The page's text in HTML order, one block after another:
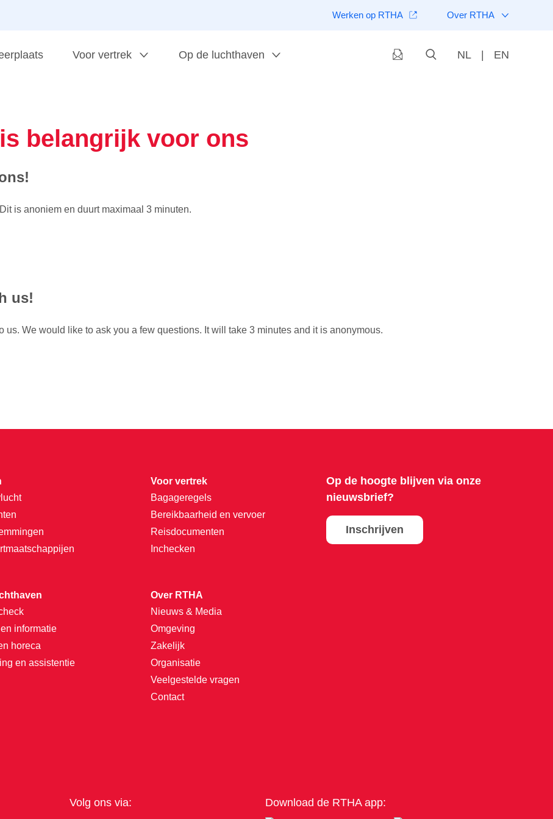
Werken op RTHA Over RTHA
Voor vertrek Op de luchthaven NL | EN
belangrijk voor ons
is anoniem en duurt maximaal 3 minuten.
us!
us. We would like to ask you a few questions. It will take 3 minutes and it is anonymous.
Voor vertrek
Bagageregels
Bereikbaarheid en vervoer
Reisdocumenten
Inchecken
informatie
horeca
en assistentie
Over RTHA
Nieuws & Media
Omgeving
Zakelijk
Organisatie
Veelgestelde vragen
Contact
Op de hoogte blijven via onze
nieuwsbrief?
Inschrijven
Volg ons via: Download de RTHA app: